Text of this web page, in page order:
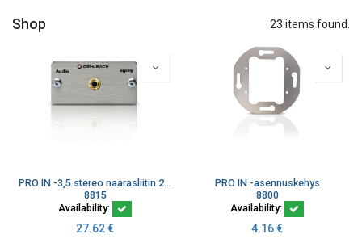
Shop 23 items found.
PRO IN -3,5 stereo naarasliitin 20cm kaapelilla
8815
Availability:
27.62€
PRO IN -asennuskehys
8800
Availability:
4.16€